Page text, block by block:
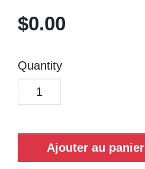
$0.00
Quantity
Ajouter au panier